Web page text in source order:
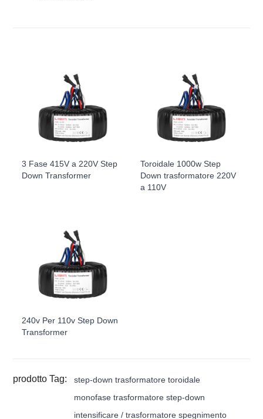
3 Fase 415V a 220V Step
Down Transformer
Toroidale 1000w Step
Down trasformatore 220V
a 110V
240v Per 110v Step Down
Transformer
prodotto Tag:
step-down trasformatore toroidale
monofase trasformatore step-down
intensificare / trasformatore spegnimento